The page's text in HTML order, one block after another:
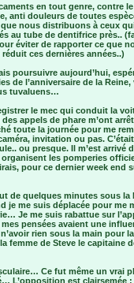
en tout genre, contre
anti douleurs de toutes
nous distribuons à ceux
au tube de dentifrice près..
éviter de rapporter ce que
ces dernières années..)
poursuivre aujourd’hui,
de l’anniversaire de la
tuvaluens…
le mec qui conduit la
appels de phare m’ont
toute la journée pour me
invitation ou pas.
ou presque. Il m’est arrivé
les pomperies
pour ce dernier week end
de quelques minutes sous la
je me suis déplacée pour me
Je me suis rabattue sur
pensées avaient une
rien sous la main pour
femme de Steve le capitaine
Ce fut même un vrai
L’opposition est clairsemée